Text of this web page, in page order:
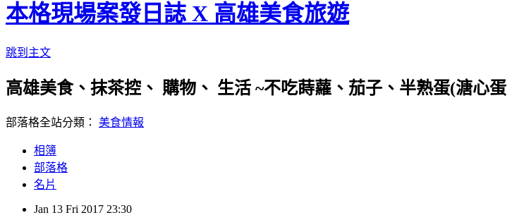
本格現場案發日誌 X 高雄美食旅遊
跳到主文
高雄美食、抹茶控、 購物、 生活 ~不吃蒔蘿、茄子、半熟蛋(溏心
部落格全站分類： 美食情報
相簿
部落格
名片
Jan 13 Fri 2017 23:30